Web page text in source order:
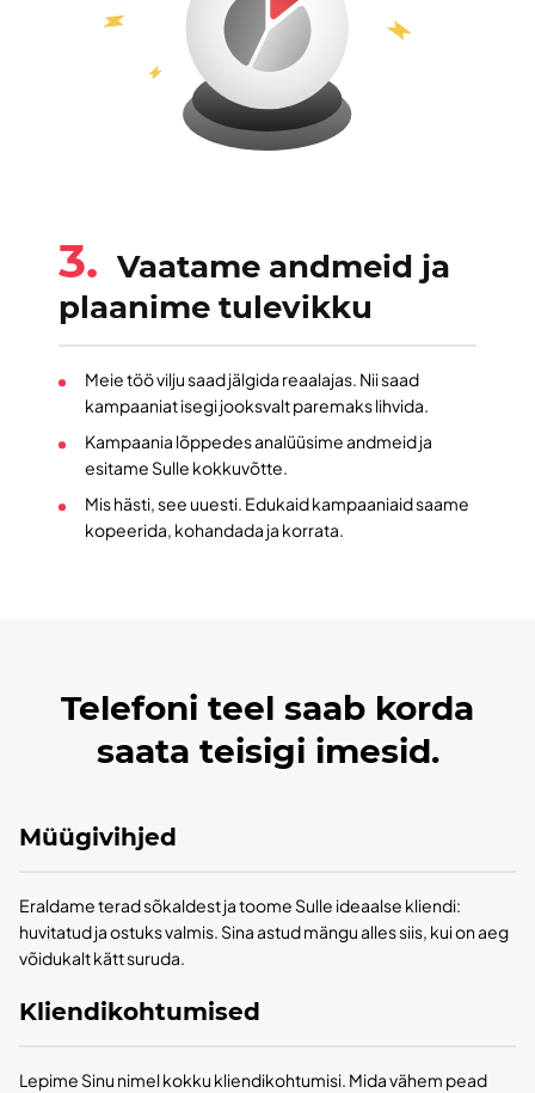
3. Vaatame andmeid ja
plaanime tulevikku
Meie töö vilju saad jälgida reaalajas. Nii saad
kampaaniat isegi jooksvalt paremaks lihvida.
Kampaania lõppedes analüüsime andmeid ja
esitame Sulle kokkuvõtte.
Mis hästi, see uuesti. Edukaid kampaaniaid saame
kopeerida, kohandada ja korrata.
Telefoni teel saab korda
saata teisigi imesid.
Müügivihjed
Eraldame terad sõkaldest ja toome Sulle ideaalse kliendi:
huvitatud ja ostuks valmis. Sina astud mängu alles siis, kui on aeg
võidukalt kätt suruda.
Kliendikohtumised
Lepime Sinu nimel kokku kliendikohtumisi. Mida vähem pead